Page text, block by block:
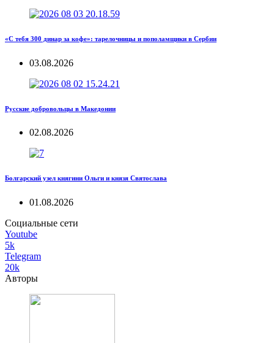
«С тебя 300 динар за кофе»: тарелочницы и пополамщики в Сербии
03.08.2026
Русские добровольцы в Македонии
02.08.2026
Болгарский узел княгини Ольги и князя Святослава
01.08.2026
Социальные сети
Youtube
5k
Telegram
20k
Авторы